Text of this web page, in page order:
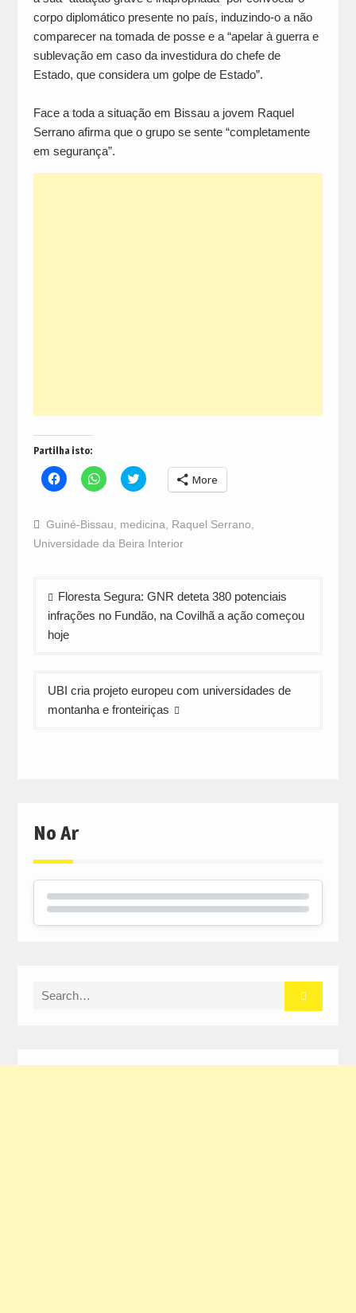
corpo diplomático presente no país, induzindo-o a não
comparecer na tomada de posse e a “apelar à guerra e
sublevação em caso da investidura do chefe de
Estado, que considera um golpe de Estado”.
Face a toda a situação em Bissau a jovem Raquel
Serrano afirma que o grupo se sente “completamente
em segurança”.
Partilha isto:
Click
to
Facebook
(Opens
new
Click
to
WhatsApp
(Opens
in
new
Click
to
Twitter
(Opens
in
new
More
Guiné-Bissau medicina Raquel Serrano
Universidade da Beira Interior
Navegação
de
artigos
Floresta Segura: GNR deteta 380 potenciais
infrações no Fundão, na Covilhã a ação começou
hoje
UBI cria projeto europeu com universidades de
montanha e fronteiriças
No Ar
Search